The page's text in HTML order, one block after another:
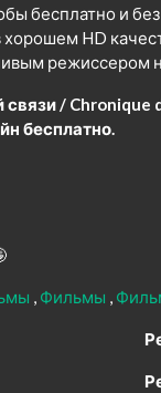
бесплатно и
HD
режиссером
/ Chronique
бесплатно.
Фильмы